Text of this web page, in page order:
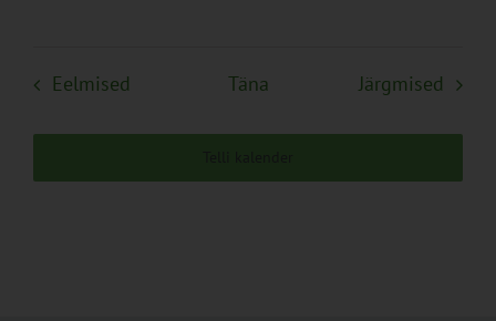
Eelmised SündmusedTäna Järgmised